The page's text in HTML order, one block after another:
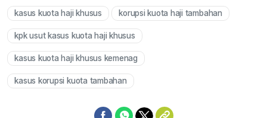
kasus kuota haji khusus korupsi kuota haji tambahan
kpk usut kasus kuota haji khusus
kasus kuota haji khusus kemenag
kasus korupsi kuota tambahan